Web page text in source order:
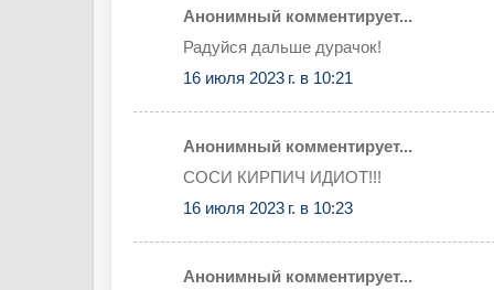
Анонимный комментирует...
Радуйся дальше дурачок!
16 июля 2023 г. в 10:21
Анонимный комментирует...
СОСИ КИРПИЧ ИДИОТ!!!
16 июля 2023 г. в 10:23
Анонимный комментирует...